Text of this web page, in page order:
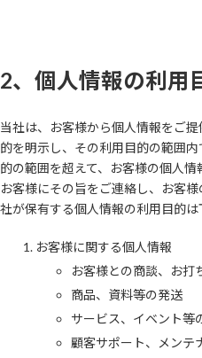
2、個人情報の利用
当社は、お客様から個人情報をご
的を明示し、その利用目的の範囲
的の範囲を超えて、お客様の個人情
お客様にその旨をご連絡し、お客
社が保有する個人情報の利用目的は
お客様に関する個人情報
お客様との商談、お打
商品、資料等の発送
サービス、イベント等
顧客サポート、メンテ